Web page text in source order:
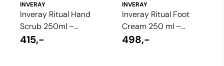
INVERAY
Inveray Ritual Hand
Scrub 250ml –
Eksklusiv håndpleie
415,-
INVERAY
Inveray Ritual Foot
Cream 250 ml –
Intensiv fotpleie med
498,-